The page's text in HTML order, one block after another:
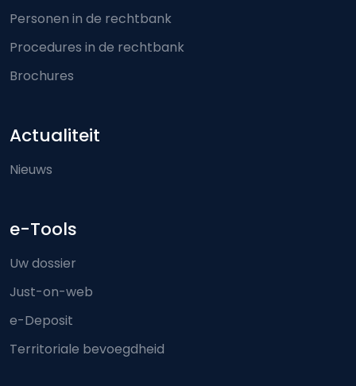
Personen in de rechtbank
Procedures in de rechtbank
Brochures
Actualiteit
Nieuws
e-Tools
Uw dossier
Just-on-web
e-Deposit
Territoriale bevoegdheid